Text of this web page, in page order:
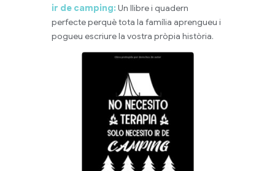
ir de camping: Un llibre i quadern
perfecte perquè tota la família aprengueu i
pogueu escriure la vostra pròpia història.